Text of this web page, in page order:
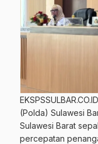
(Polda) Sulawesi
Sulawesi Barat
percepatan